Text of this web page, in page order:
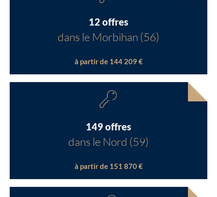
12 offres
dans le Morbihan (56)
à partir de 144 209 €
149 offres
dans le Nord (59)
à partir de 151 870 €